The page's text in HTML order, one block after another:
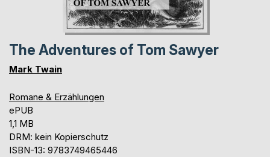
The Adventures of Tom Sawyer
Mark Twain
Romane & Erzählungen
ePUB
1,1 MB
DRM: kein Kopierschutz
ISBN-13: 9783749465446